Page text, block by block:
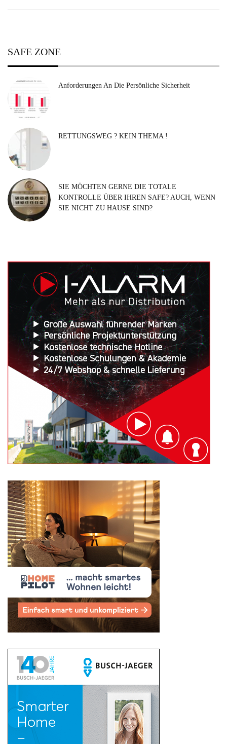
SAFE ZONE
Anforderungen An Die Persönliche Sicherheit
RETTUNGSWEG ? KEIN THEMA !
SIE MÖCHTEN GERNE DIE TOTALE
KONTROLLE ÜBER IHREN SAFE? AUCH, WENN
SIE NICHT ZU HAUSE SIND?